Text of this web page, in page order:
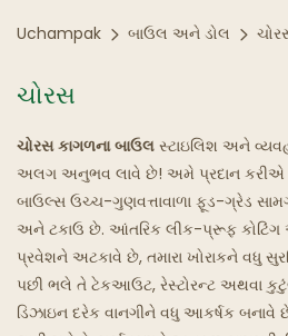
ફૂડ ટ્રક્સ
બેકરી
ચીકણું ચમચી
ઘોસ્ટ રેસ્ટોરન્ટ્સ
Uchampak બાઉલ અને ડોલ
ચોરસ
ચોરસ કાગળના બાઉલ સ્ટાઇલિશ અને
અલગ અનુભવ લાવે છે! અમે પ્રદાન કરીએ
બાઉલ્સ ઉચ્ચ-ગુણવત્તાવાળા ફૂડ-ગ્રેડ
અને ટકાઉ છે. આંતરિક લીક-પ્રૂફ કોટિંગ
પ્રવેશને અટકાવે છે, તમારા ખોરાકને વધુ
પછી ભલે તે ટેકઆઉટ, રેસ્ટોરન્ટ અથવા
ડિઝાઇન દરેક વાનગીને વધુ આકર્ષક